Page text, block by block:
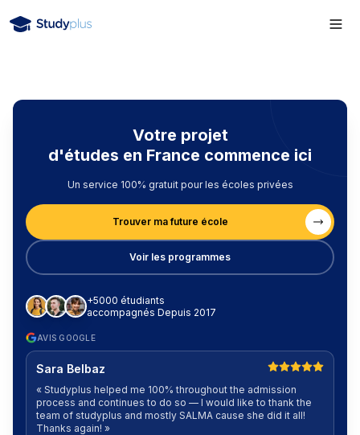
Votre projet
d'études en France commence ici
Un service 100% gratuit pour les écoles privées
Trouver ma future école
Voir les programmes
+5000 étudiants
accompagnés Depuis 2017
AVIS GOOGLE
Sara Belbaz
« Studyplus helped me 100% throughout the admission
process and continues to do so — I would like to thank the
team of studyplus and mostly SALMA cause she did it all!
Thanks again! »